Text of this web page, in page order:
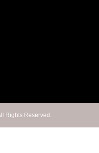
Rights Reserved.